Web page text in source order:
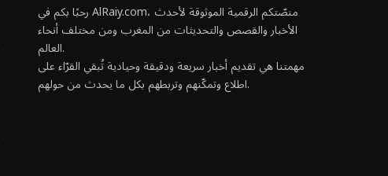
رحبًا بكم في AlRaiy.com، منصّتكم الرقمية الموثوقة لأحدث
الأخبار والقصص والتحديثات من المغرب ومن مختلف أنحاء
العالم.
مهمتنا هي تقديم أخبار سريعة ودقيقة وحيادية تُبقي القرّاء على
اطلاع وتمكّنهم وتربطهم بكل ما يحدث من حولهم.